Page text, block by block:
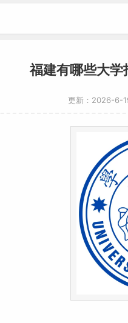
福建有哪些大学
更新：2026-6-